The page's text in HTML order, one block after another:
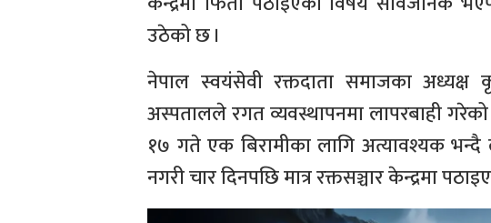
उठेको छ ।
नेपाल स्वयंसेवी रक्तदाता समाजका अध्यक्ष
अस्पतालले रगत व्यवस्थापनमा लापरबाही
१७ गते एक बिरामीका लागि अत्यावश्यक
नगरी चार दिनपछि मात्र रक्तसञ्चार केन्द्रमा